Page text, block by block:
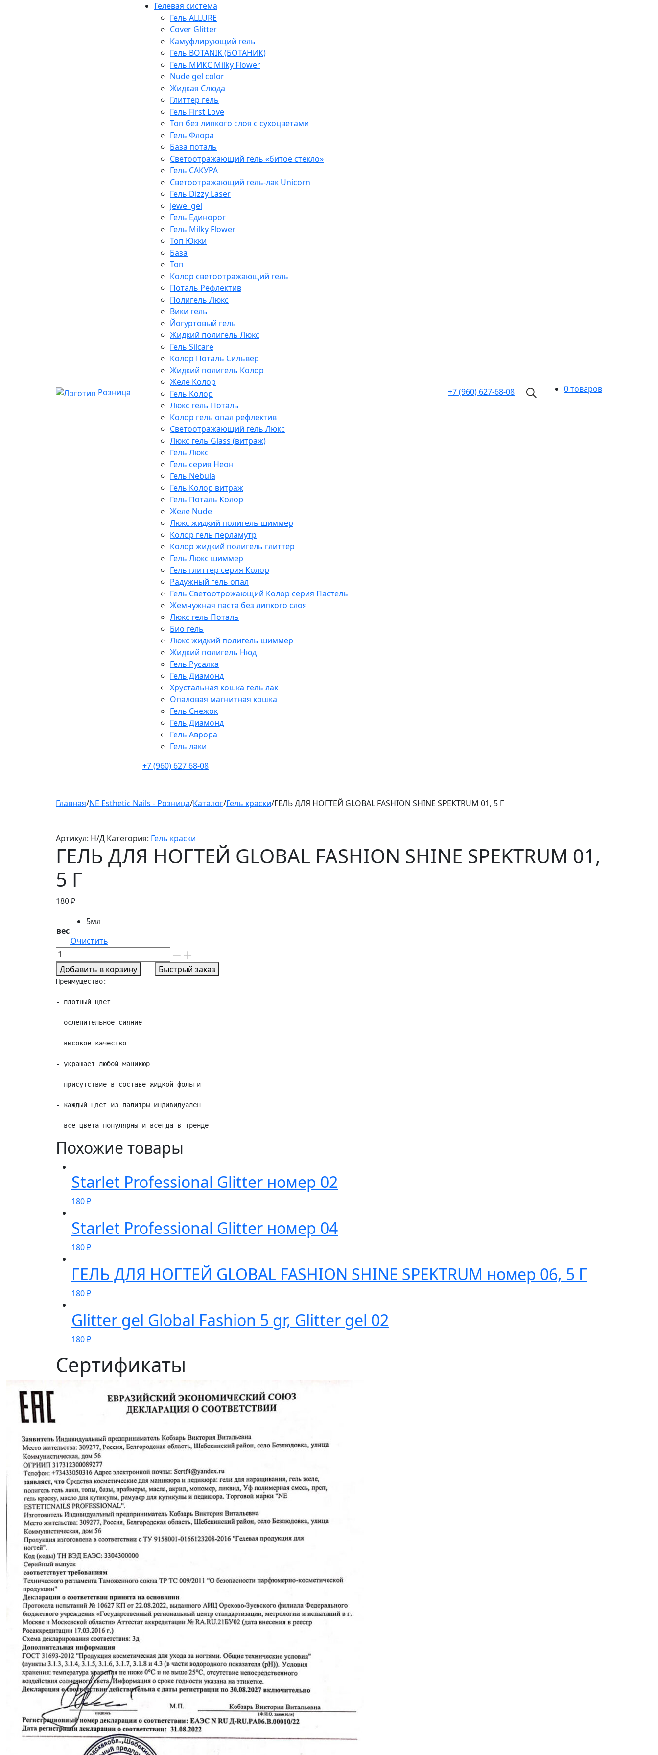
Розница
Гелевая система
Гель ALLURE
Cover Glitter
Камуфлирующий гель
Гель BOTANIK (БОТАНИК)
Гель МИКС Milky Flower
Nude gel color
Жидкая Слюда
Глиттер гель
Гель First Love
Топ без липкого слоя с сухоцветами
Гель Флора
База поталь
Светоотражающий гель «битое стекло»
Гель САКУРА
Светоотражающий гель-лак Unicorn
Гель Dizzy Laser
Jewel gel
Гель Единорог
Гель Milky Flower
Топ Юкки
База
Топ
Колор светоотражающий гель
Поталь Рефлектив
Полигель Люкс
Вики гель
Йогуртовый гель
Жидкий полигель Люкс
Гель Silcare
Колор Поталь Сильвер
Жидкий полигель Колор
Желе Колор
Гель Колор
Люкс гель Поталь
Колор гель опал рефлектив
Светоотражающий гель Люкс
Люкс гель Glass (витраж)
Гель Люкс
Гель серия Неон
Гель Nebula
Гель Колор витраж
Гель Поталь Колор
Желе Nude
Люкс жидкий полигель шиммер
Колор гель перламутр
Колор жидкий полигель глиттер
Гель Люкс шиммер
Гель глиттер серия Колор
Радужный гель опал
Гель Светоотрожающий Колор серия Пастель
Жемчужная паста без липкого слоя
Люкс гель Поталь
Био гель
Люкс жидкий полигель шиммер
Жидкий полигель Нюд
Гель Русалка
Гель Диамонд
Хрустальная кошка гель лак
Опаловая магнитная кошка
Гель Снежок
Гель Диамонд
Гель Аврора
Гель лаки
+7 (960) 627 68-08
+7 (960) 627-68-08 0 товаров
Главная/NE Esthetic Nails - Розница/Каталог/Гель краски/ГЕЛЬ ДЛЯ НОГТЕЙ GLOBAL FASHION SHINE SPEKTRUM 01, 5 Г
Артикул: Н/Д Категория: Гель краски
ГЕЛЬ ДЛЯ НОГТЕЙ GLOBAL FASHION SHINE SPEKTRUM 01,
5 Г
180₽
вес
5мл
Очистить
Количество
товара
ГЕЛЬ
ДЛЯ
НОГТЕЙ
FASHION
SPEKTRUM
Добавить в корзину Быстрый заказ
Преимущество:
- плотный цвет
- ослепительное сияние
- высокое качество
- украшает любой маникюр
- присутствие в составе жидкой фольги
- каждый цвет из палитры индивидуален
- все цвета популярны и всегда в тренде
Похожие товары
Starlet Professional Glitter номер 02
180₽
Starlet Professional Glitter номер 04
180₽
ГЕЛЬ ДЛЯ НОГТЕЙ GLOBAL FASHION SHINE SPEKTRUM номер 06, 5 Г
180₽
Glitter gel Global Fashion 5 gr, Glitter gel 02
180₽
Сертификаты